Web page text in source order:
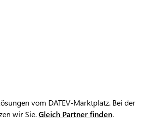
vom DATEV-Marktplatz. Bei der
wir Sie.Gleich Partner finden.